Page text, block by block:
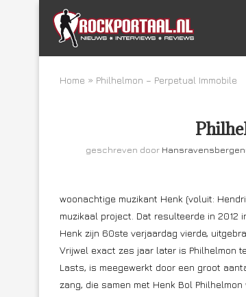
Home » Philhelmon – Perpetual Immobile
geschreven door
woonachtige muzikant Henk (voluit:
muzikaal project. Dat resulteerde in 2012
Henk zijn 60ste verjaardag vierde,
Vrijwel exact zes jaar later is Philhelmon
Lasts, is meegewerkt door een groot
zang, die samen met Henk Bol